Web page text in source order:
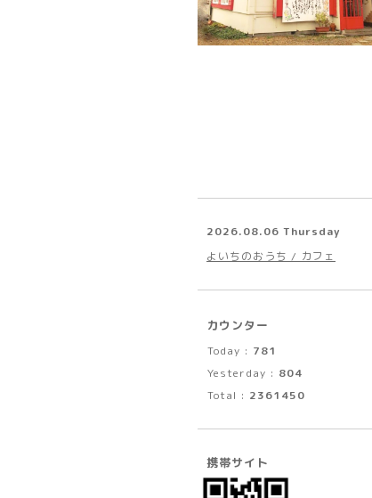
2026.08.06 Thursday
よいちのおうち / カフェ
カウンター
Today : 781
Yesterday : 804
Total : 2361450
携帯サイト